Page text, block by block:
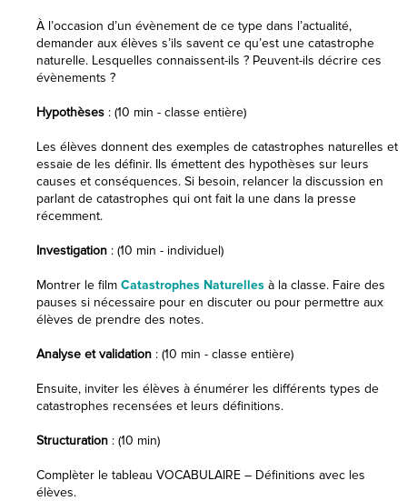
À l’occasion d’un évènement de ce type dans l’actualité,
demander aux élèves s’ils savent ce qu’est une catastrophe
naturelle. Lesquelles connaissent-ils ? Peuvent-ils décrire ces
évènements ?
Hypothèses : (10 min - classe entière)
Les élèves donnent des exemples de catastrophes naturelles et
essaie de les définir. Ils émettent des hypothèses sur leurs
causes et conséquences. Si besoin, relancer la discussion en
parlant de catastrophes qui ont fait la une dans la presse
récemment.
Investigation : (10 min - individuel)
Montrer le film Catastrophes Naturelles à la classe. Faire des
pauses si nécessaire pour en discuter ou pour permettre aux
élèves de prendre des notes.
Analyse et validation : (10 min - classe entière)
Ensuite, inviter les élèves à énumérer les différents types de
catastrophes recensées et leurs définitions.
Structuration : (10 min)
Complèter le tableau VOCABULAIRE – Définitions avec les
élèves.